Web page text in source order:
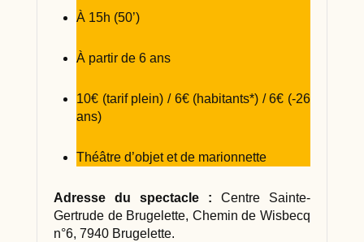
À 15h (50’)
À partir de 6 ans
10€ (tarif plein) / 6€ (habitants*) / 6€ (-26
ans)
Théâtre d’objet et de marionnette
Adresse du spectacle : Centre Sainte-
Gertrude de Brugelette, Chemin de Wisbecq
n°6, 7940 Brugelette.